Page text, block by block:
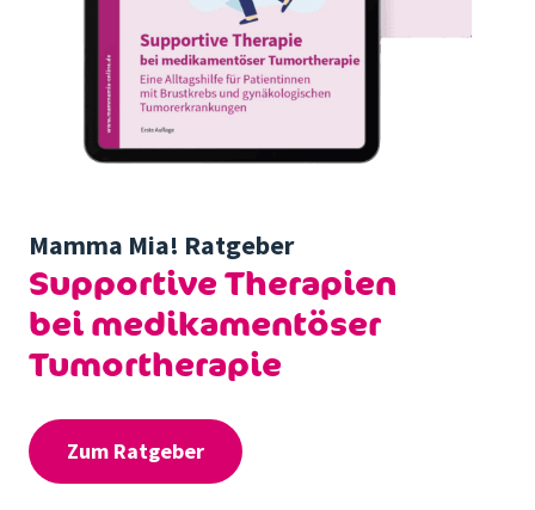
Mamma Mia! Ratgeber
Supportive Therapien
bei medikamentöser
Tumortherapie
Zum Ratgeber